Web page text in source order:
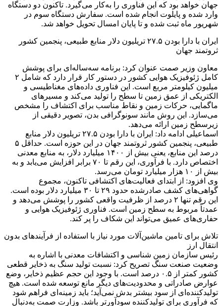
جهان خواهد بود که این فناوری را به‌کار می‌گیرد. تاکنون دو دستگاه
وارد شده و پایلوت انجام شده است. سفارش دستگاه سوم در
شهریور ماه ثبت شده و تا پایان امسال تحویل خواهد شد.
ایران با دارا بودن ۲۷.۵ تریلیون دلار منابع طبیعی، پنجمین کشور
ثروتمند جهان
معاون وزیر صمت عنوان کرد: برنامه سه‌ساله‌ای برای پوشش
کامل ژئوفیزیک هوایی کشور در دستور کار قرار دارد که شامل ۲
میلیون کیلومتر مربع است. این فناوری داده‌های مغناطیسی و
الکتریکی از عمق زمین تا سطح را تولید می‌کند و مسیرهای
ماگمایی، حرکات زمین و نقاط مناسب برای اکتشاف را مشخص
می‌سازد. این روش مانند سونوگرافی بدن، تصویر دقیقی از
زیرسطح زمین ارائه می‌دهد.
اسماعیلی ادامه داد: ایران با دارا بودن ۲۷.۵ تریلیون دلار منابع
طبیعی، پنجمین کشور ثروتمند جهان در این حوزه است. حداقل ۵
درصد این منابع، یعنی بیش از ۱۴۰۰ میلیارد دلار، به منابع معدنی
اختصاص دارد. با فرآوری، این رقم تا ۷۰ برابر افزایش می‌یابد و به
بیش از ۱۰ هزار میلیارد تومان می‌رسد.
وی افزود: از ابتدای فعالیت‌های اکتشافی تاکنون، مجموع
گواهی‌های کشف صادرشده حدود ۲۹ تا ۳۰ میلیارد دلار بوده است.
این رقم تنها ۲ درصد از ظرفیت واقعی کشور را پوشش می‌دهد و
عمدتاً مربوط به سطح زمین است. فناوری ژئوفیزیک هوایی و
حفاری‌های عمیق می‌تواند این شکاف را پر کند.
تلاش برای تامین ماشین‌آلات مورد نیاز با استفاده از فرآیندهای بدون
انتقال ارز
رئیس سازمان زمین شناسی و اکتشافات معدنی با اشاره به
وضعیت صنعت سنگ تصریح کرد: نسبت تولید سنگ به ذخایر قطعی
کشور کمتر از ۰.۵ درصد است. با وجود این حجم عظیم ذخایر، وضع
عوارض صادراتی و محدودیت‌های دیگر مانع توسعه شده است. هیچ
تولیدکننده‌ای از سود بیشتر بدش نمی‌آید؛ باید زمینه‌ای فراهم شود
که فرآوری برای تولیدکننده سودآورتر باشد. وزارت صمت به‌دنبال